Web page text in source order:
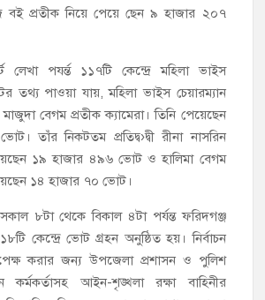
বই প্রতীক নিয়ে পেয়ে ছেন ৯ হাজার ২০৭
পযর্ন্ত ১১৭টি কেন্দ্রে মহিলা ভাইস
তথ্য পাওয়া যায়, মহিলা ভাইস চেয়ারম্যান
বেগম প্রতীক ক্যামেরা। তিনি পেয়েছেন
তাঁর নিকটতম প্রতিদ্ব›দ্বী রীনা নাসরিন
১৯ হাজার ৪৯৬ ভোট ও হালিমা বেগম
১৪ হাজার ৭০ ভোট।
৮টা থেকে বিকাল ৪টা পর্যন্ত ফরিদগঞ্জ
কেন্দ্রে ভোট গ্রহন অনুষ্ঠিত হয়। নির্বাচন
করার জন্য উপজেলা প্রশাসন ও পুলিশ
কর্মকর্তাসহ আইন-শৃঙ্খলা রক্ষা বাহিনীর